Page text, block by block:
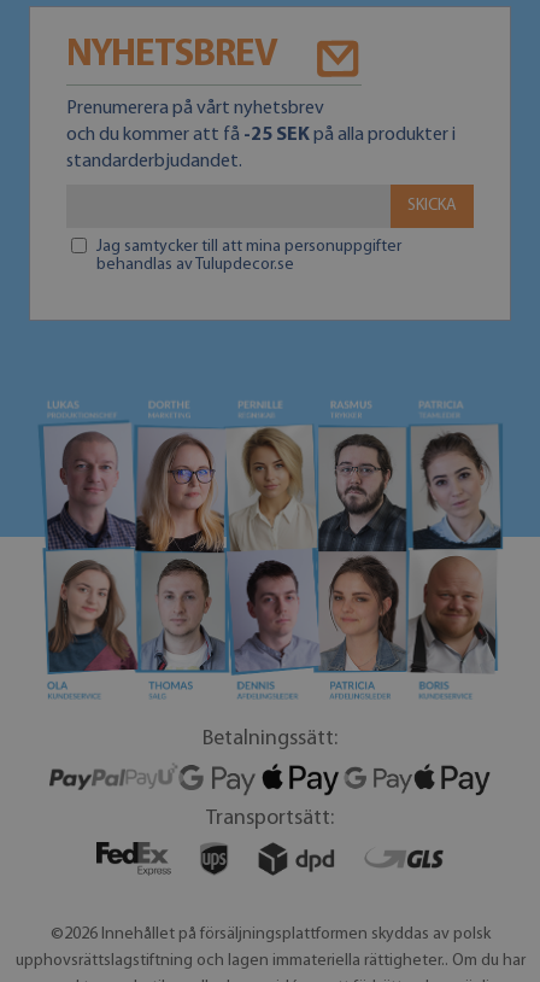
NYHETSBREV
Prenumerera på vårt nyhetsbrev
och du kommer att få -25 SEKpå alla produkter i
standarderbjudandet.
SKICKA
Jag samtycker till att mina personuppgifter
behandlas av Tulupdecor.se
Betalningssätt:
Transportsätt:
©2026 Innehållet på försäljningsplattformen skyddas av polsk
upphovsrättslagstiftning och lagen immateriella rättigheter.. Om du har